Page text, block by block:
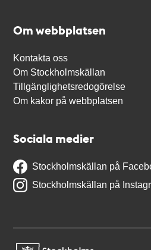
Om webbplatsen
Kontakta oss
Om Stockholmskällan
Tillgänglighetsredogörelse
Om kakor på webbplatsen
Sociala medier
Stockholmskällan på
Stockholmskällan på